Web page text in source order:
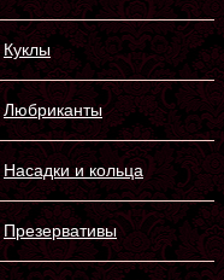
Куклы
Любриканты
Насадки и кольца
Презервативы